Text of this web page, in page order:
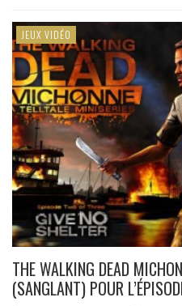
JEUX VIDÉO
THE WALKING DEAD
(SANGLANT) POUR